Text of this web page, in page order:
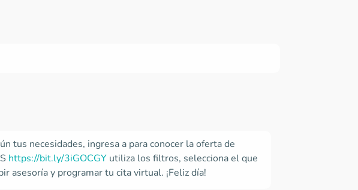
tus necesidades, ingresa a para conocer la oferta de
https://bit.ly/3iGOCGYutiliza los filtros, selecciona el que
asesoría y programar tu cita virtual. ¡Feliz día!